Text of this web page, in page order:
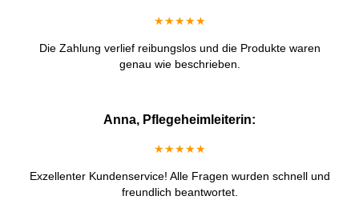
★★★★★
Die Zahlung verlief reibungslos und die Produkte waren
genau wie beschrieben.
Anna, Pflegeheimleiterin:
★★★★★
Exzellenter Kundenservice! Alle Fragen wurden schnell und
freundlich beantwortet.